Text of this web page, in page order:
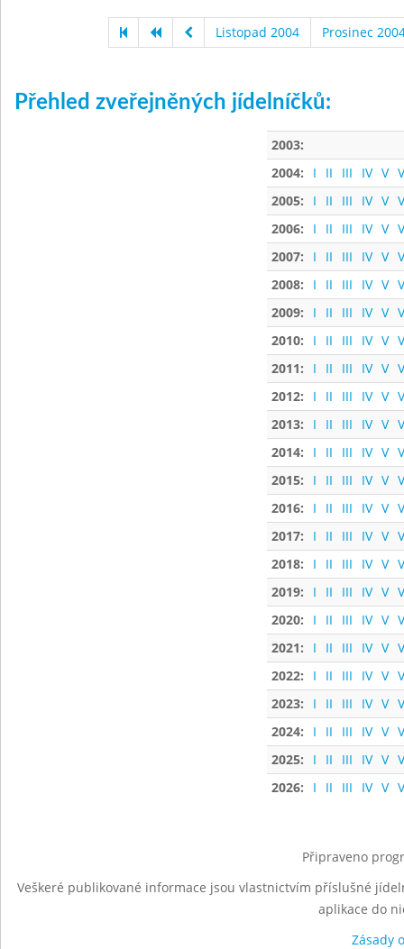
Listopad 2004 Prosinec
Přehled zveřejněných jídelníčků:
2003:
2004:
I II III IV V
2005:
I II III IV V
2006:
I II III IV V
2007:
I II III IV V
2008:
I II III IV V
2009:
I II III IV V
2010:
I II III IV V
2011:
I II III IV V
2012:
I II III IV V
2013:
I II III IV V
2014:
I II III IV V
2015:
I II III IV V
2016:
I II III IV V
2017:
I II III IV V
2018:
I II III IV V
2019:
I II III IV V
2020:
I II III IV V
2021:
I II III IV V
2022:
I II III IV V
2023:
I II III IV V
2024:
I II III IV V
2025:
I II III IV V
2026:
I II III IV V
Připraveno
Veškeré publikované informace jsou vlastnictvím příslušné
aplikace do
Zásady